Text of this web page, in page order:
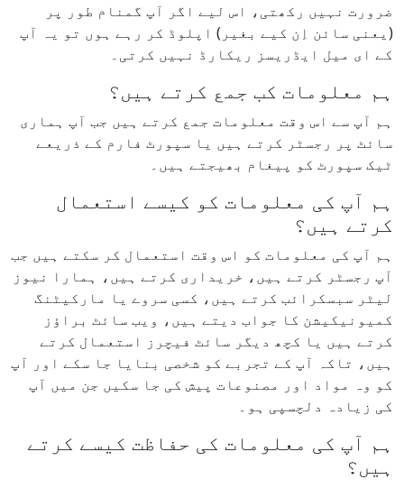
ضرورت نہیں رکھتی، اس لیے اگر آپ گمنام طور پر
(یعنی سائن اِن کیے بغیر) اپلوڈ کر رہے ہوں تو یہ آپ
کے ای میل ایڈریسز ریکارڈ نہیں کرتی۔
ہم معلومات کب جمع کرتے ہیں؟
ہم آپ سے اس وقت معلومات جمع کرتے ہیں جب آپ ہماری
سائٹ پر رجسٹر کرتے ہیں یا سپورٹ فارم کے ذریعے
ٹیک سپورٹ کو پیغام بھیجتے ہیں۔
ہم آپ کی معلومات کو کیسے استعمال
کرتے ہیں؟
ہم آپ کی معلومات کو اس وقت استعمال کر سکتے ہیں جب
آپ رجسٹر کرتے ہیں، خریداری کرتے ہیں، ہمارا نیوز
لیٹر سبسکرائب کرتے ہیں، کسی سروے یا مارکیٹنگ
کمیونیکیشن کا جواب دیتے ہیں، ویب سائٹ براؤز
کرتے ہیں یا کچھ دیگر سائٹ فیچرز استعمال کرتے
ہیں، تاکہ آپ کے تجربے کو شخصی بنایا جا سکے اور آپ
کو وہ مواد اور مصنوعات پیش کی جا سکیں جن میں آپ
کی زیادہ دلچسپی ہو۔
ہم آپ کی معلومات کی حفاظت کیسے کرتے
ہیں؟